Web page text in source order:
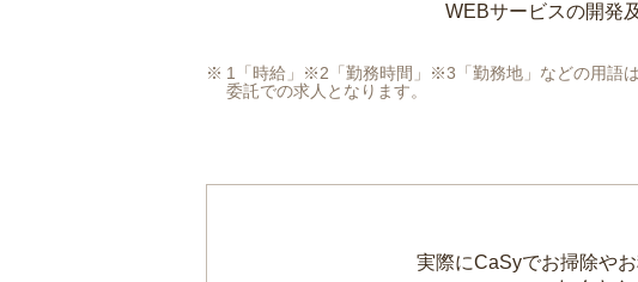
WEBサービスの開発
1「時給」※2「勤務時間」※3「勤務地」などの用語
委託での求人となります。
実際にCaSyでお掃除や